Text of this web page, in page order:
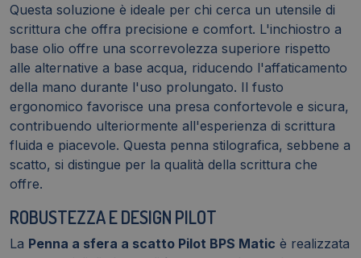
Questa soluzione è ideale per chi cerca un utensile di
scrittura che offra precisione e comfort. L'inchiostro a
base olio offre una scorrevolezza superiore rispetto
alle alternative a base acqua, riducendo l'affaticamento
della mano durante l'uso prolungato. Il fusto
ergonomico favorisce una presa confortevole e sicura,
contribuendo ulteriormente all'esperienza di scrittura
fluida e piacevole. Questa penna stilografica, sebbene a
scatto, si distingue per la qualità della scrittura che
offre.
ROBUSTEZZA E DESIGN PILOT
La Penna a sfera a scatto Pilot BPS Matic è realizzata